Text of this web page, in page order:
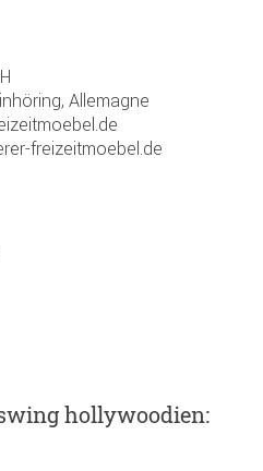
Allemagne
freizeitmoebel.de
hollywoodien: